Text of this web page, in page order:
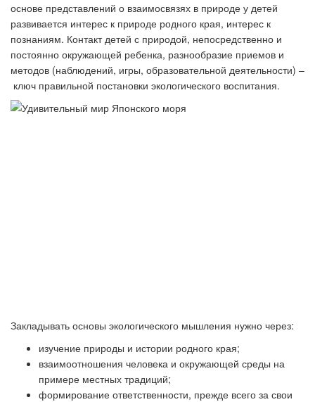
основе представлений о взаимосвязях в природе у детей
развивается интерес к природе родного края, интерес к
познаниям. Контакт детей с природой, непосредственно и
постоянно окружающей ребенка, разнообразие приемов и
методов (наблюдений, игры, образовательной деятельности) –
ключ правильной постановки экологического воспитания.
Закладывать основы экологического мышления нужно через:
изучение природы и истории родного края;
взаимоотношения человека и окружающей среды на
примере местных традиций;
формирование ответственности, прежде всего за свои